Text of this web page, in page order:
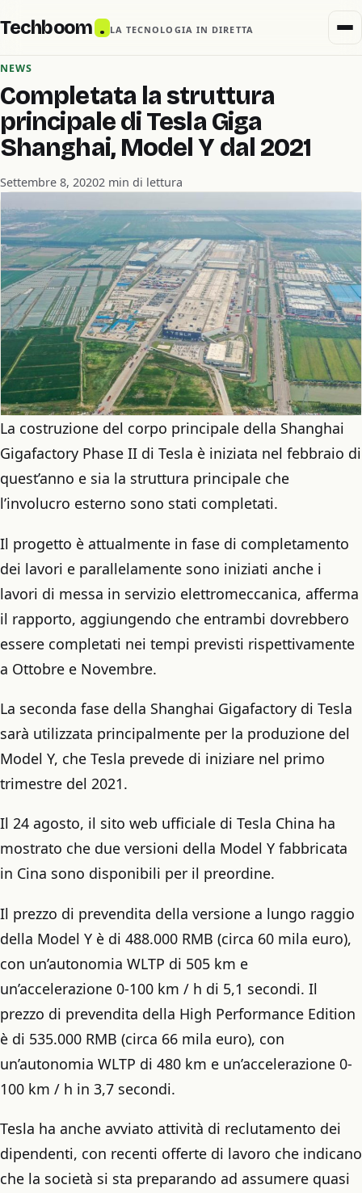
Techboom . LA TECNOLOGIA IN DIRETTA
NEWS
Completata la struttura
principale di Tesla Giga
Shanghai, Model Y dal 2021
Settembre 8, 20202 min di lettura
La costruzione del corpo principale della Shanghai
Gigafactory Phase II di Tesla è iniziata nel febbraio di
quest’anno e sia la struttura principale che
l’involucro esterno sono stati completati.
Il progetto è attualmente in fase di completamento
dei lavori e parallelamente sono iniziati anche i
lavori di messa in servizio elettromeccanica, afferma
il rapporto, aggiungendo che entrambi dovrebbero
essere completati nei tempi previsti rispettivamente
a Ottobre e Novembre.
La seconda fase della Shanghai Gigafactory di Tesla
sarà utilizzata principalmente per la produzione del
Model Y, che Tesla prevede di iniziare nel primo
trimestre del 2021.
Il 24 agosto, il sito web ufficiale di Tesla China ha
mostrato che due versioni della Model Y fabbricata
in Cina sono disponibili per il preordine.
Il prezzo di prevendita della versione a lungo raggio
della Model Y è di 488.000 RMB (circa 60 mila euro),
con un’autonomia WLTP di 505 km e
un’accelerazione 0-100 km / h di 5,1 secondi. Il
prezzo di prevendita della High Performance Edition
è di 535.000 RMB (circa 66 mila euro), con
un’autonomia WLTP di 480 km e un’accelerazione 0-
100 km / h in 3,7 secondi.
Tesla ha anche avviato attività di reclutamento dei
dipendenti, con recenti offerte di lavoro che indicano
che la società si sta preparando ad assumere quasi